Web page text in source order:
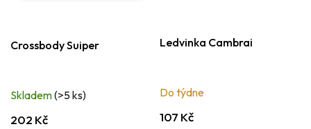
Crossbody Suiper
Skladem(>5 ks)
202 Kč
Ledvinka Cambrai
Do týdne
107 Kč